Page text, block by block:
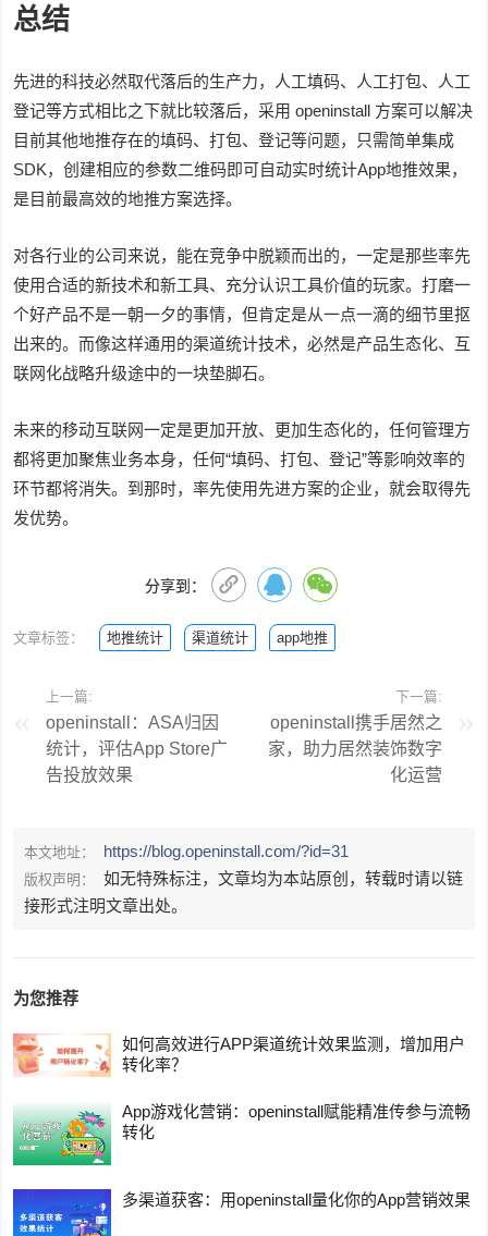
总结
先进的科技必然取代落后的生产力，人工填码、人工打包、人工
登记等方式相比之下就比较落后，采用 openinstall 方案可以解决
目前其他地推存在的填码、打包、登记等问题，只需简单集成
SDK，创建相应的参数二维码即可自动实时统计App地推效果，
是目前最高效的地推方案选择。
对各行业的公司来说，能在竞争中脱颖而出的，一定是那些率先
使用合适的新技术和新工具、充分认识工具价值的玩家。打磨一
个好产品不是一朝一夕的事情，但肯定是从一点一滴的细节里抠
出来的。而像这样通用的渠道统计技术，必然是产品生态化、互
联网化战略升级途中的一块垫脚石。
未来的移动互联网一定是更加开放、更加生态化的，任何管理方
都将更加聚焦业务本身，任何“填码、打包、登记”等影响效率的
环节都将消失。到那时，率先使用先进方案的企业，就会取得先
发优势。
分享到：
文章标签： 地推统计 渠道统计 app地推
上一篇:
openinstall：ASA归因
统计，评估App Store广
告投放效果
下一篇:
openinstall携手居然之
家，助力居然装饰数字
化运营
本文地址： https://blog.openinstall.com/?id=31
版权声明：
如无特殊标注，文章均为本站原创，转载时请以链
接形式注明文章出处。
为您推荐
如何高效进行APP渠道统计效果监测，增加用户
转化率？
App游戏化营销：openinstall赋能精准传参与流畅
转化
多渠道获客：用openinstall量化你的App营销效果